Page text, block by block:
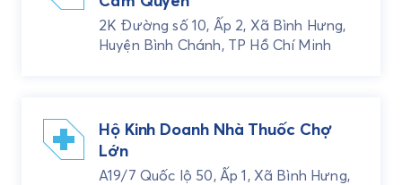
2K Đường số 10, Ấp 2, Xã Bình Hưng,
Huyện Bình Chánh, TP Hồ Chí Minh
Hộ Kinh Doanh Nhà Thuốc Chợ
Lớn
A19/7 Quốc lộ 50, Ấp 1, Xã Bình Hưng,